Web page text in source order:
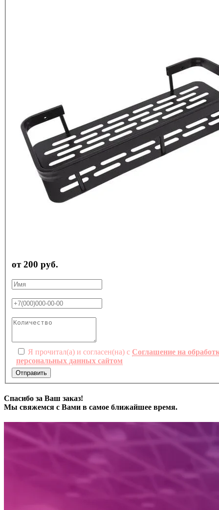
от 200 руб.
Я прочитал(а) и согласен(на) с Соглашение на
персональных данных сайтом
Отправить
Спасибо за Ваш заказ!
Мы свяжемся с Вами в самое ближайшее время.